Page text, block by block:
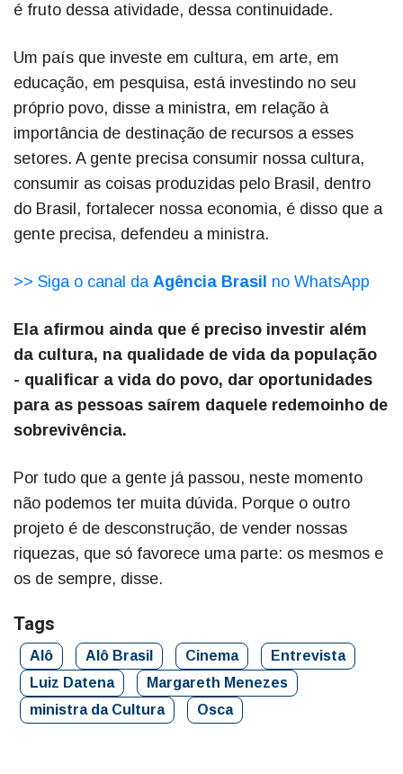
é fruto dessa atividade, dessa continuidade.
Um país que investe em cultura, em arte, em
educação, em pesquisa, está investindo no seu
próprio povo, disse a ministra, em relação à
importância de destinação de recursos a esses
setores. A gente precisa consumir nossa cultura,
consumir as coisas produzidas pelo Brasil, dentro
do Brasil, fortalecer nossa economia, é disso que a
gente precisa, defendeu a ministra.
>> Siga o canal da Agência Brasil no WhatsApp
Ela afirmou ainda que é preciso investir além
da cultura, na qualidade de vida da população
- qualificar a vida do povo, dar oportunidades
para as pessoas saírem daquele redemoinho de
sobrevivência.
Por tudo que a gente já passou, neste momento
não podemos ter muita dúvida. Porque o outro
projeto é de desconstrução, de vender nossas
riquezas, que só favorece uma parte: os mesmos e
os de sempre, disse.
Tags
Alô Alô Brasil Cinema
Entrevista
Luiz Datena
Margareth Menezes
ministra da Cultura
Osca